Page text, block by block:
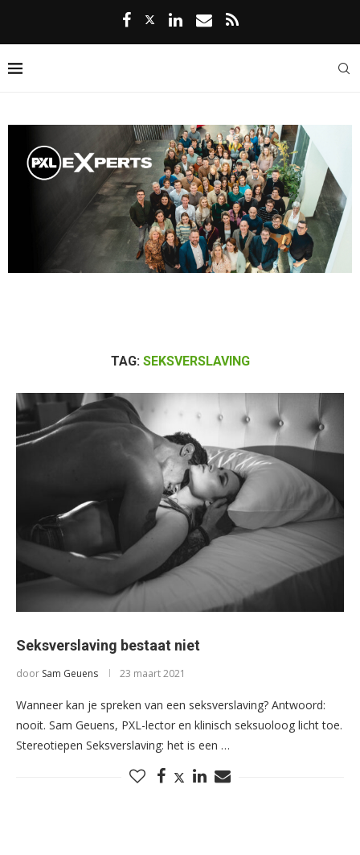
TAG: SEKSVERSLAVING
Seksverslaving bestaat niet
door Sam Geuens 23 maart 2021
Wanneer kan je spreken van een seksverslaving? Antwoord:
nooit. Sam Geuens, PXL-lector en klinisch seksuoloog licht toe.
Stereotiepen Seksverslaving: het is een …